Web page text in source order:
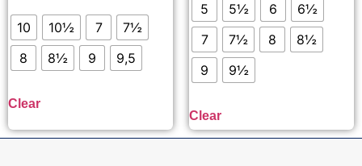
10 10½ 7
7½
8
8½ 9 9,5
Clear
5
5½ 6
6½
7
7½ 8
8½
9
9½
Clear